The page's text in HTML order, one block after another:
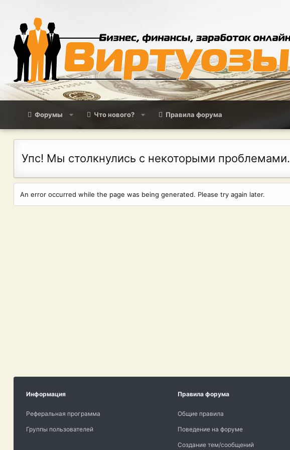
Форумы Что нового? Правила форума
Упс! Мы столкнулись с некоторыми проблемами.
An error occurred while the page was being generated. Please try again later.
Информация
Реферальная программа
Группы пользователей
Правила форума
Общие правила
Поведение на форуме
Создание тем/сообщений